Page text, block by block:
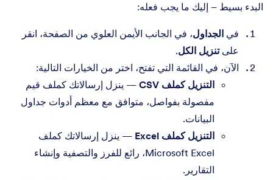
البدء بسيط – إليك ما يجب فعله:
في الجداول، في الجانب الأيمن العلوي من الصفحة، انقر
علىتنزيل الكل.
الآن، في القائمة التي تفتح، اختر من الخيارات التالية:
التنزيل كملف CSV
— ينزل إرسالاتك كملف قيم
مفصولة بفواصل، متوافق مع معظم أدوات جداول
البيانات.
التنزيل كملف Excel
— ينزل إرسالاتك كملف
Microsoft Excel، رائع للفرز والتصفية وإنشاء
التقارير.